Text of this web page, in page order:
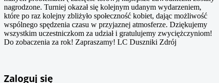
nagrodzone. Turniej okazał się kolejnym udanym wydarzeniem,
które po raz kolejny zbliżyło społeczność kobiet, dając możliwość
wspólnego spędzenia czasu w przyjaznej atmosferze. Dziękujemy
wszystkim uczestniczkom za udział i gratulujemy zwyciężczyniom!
Do zobaczenia za rok! Zapraszamy! LC Duszniki Zdrój
Zaloguj się